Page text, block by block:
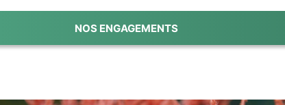
NOS ENGAGEMENTS